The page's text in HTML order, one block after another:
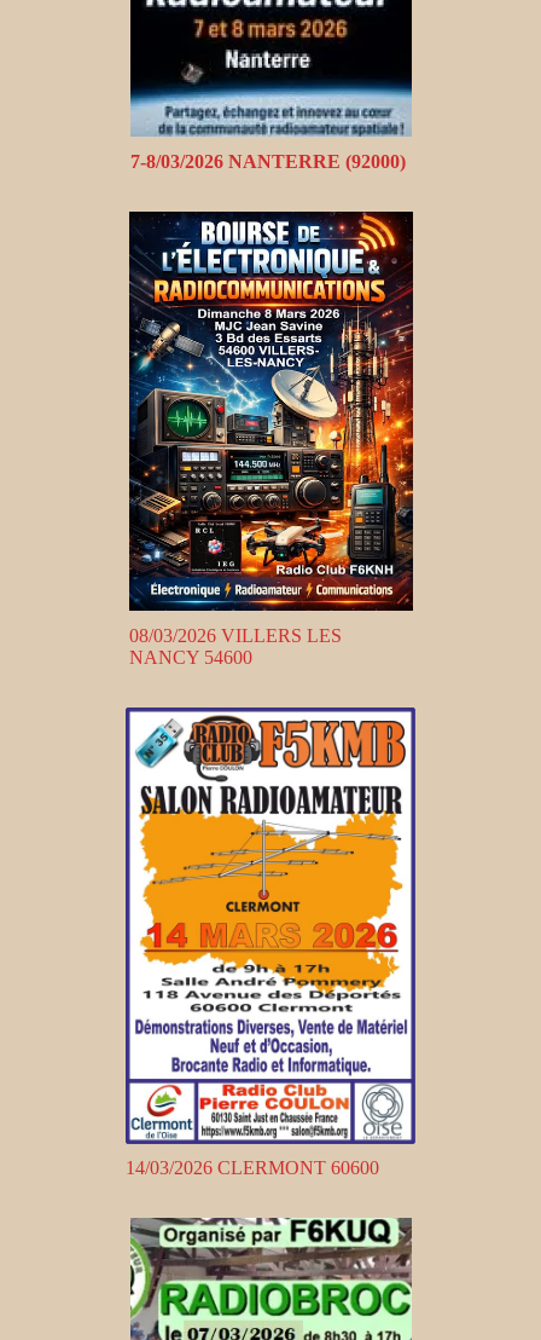
7-8/03/2026 NANTERRE (92000)
08/03/2026 VILLERS LES
NANCY 54600
14/03/2026 CLERMONT 60600